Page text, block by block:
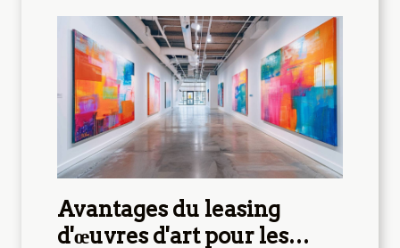
Avantages du leasing
d'œuvres d'art pour les